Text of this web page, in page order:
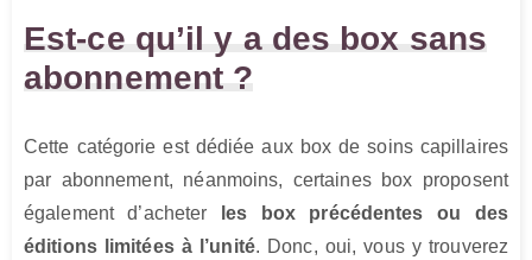
Est-ce qu’il y a des box sans
abonnement ?
Cette catégorie est dédiée aux box de soins capillaires
par abonnement, néanmoins, certaines box proposent
également d’acheter
les box précédentes ou des
éditions limitées à l’unité. Donc, oui, vous y trouverez